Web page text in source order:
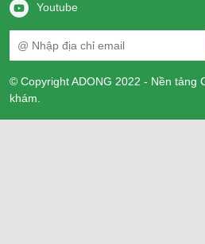
Youtube
© Copyright ADONG 2022 - Nền tảng
khám.